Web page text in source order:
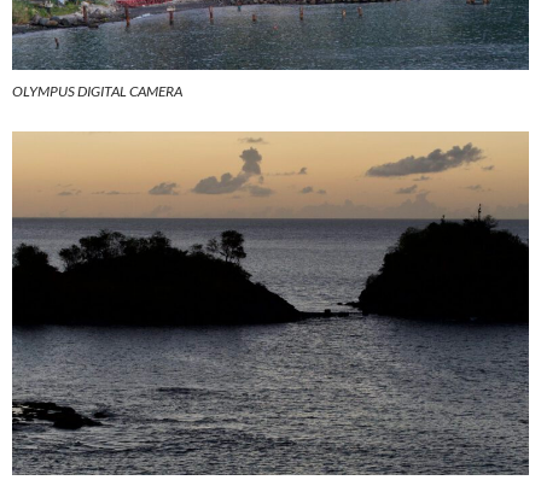
OLYMPUS DIGITAL CAMERA